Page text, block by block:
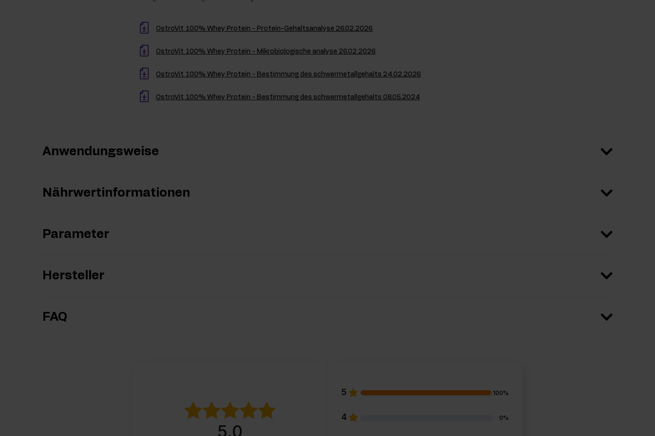
OstroVit 100% Whey Protein - Protein-Gehaltsanalyse 26.02.2026
OstroVit 100% Whey Protein - Mikrobiologische analyse 26.02.2026
OstroVit 100% Whey Protein - Bestimmung des schwermetallgehalts 24.02.2026
OstroVit 100% Whey Protein - Bestimmung des schwermetallgehalts 08.05.2024
Anwendungsweise
Nährwertinformationen
Parameter
Hersteller
FAQ
5.0
5 100%
4 0%